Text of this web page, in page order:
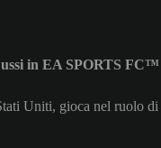
in EA SPORTS FC™
Uniti, gioca nel ruolo